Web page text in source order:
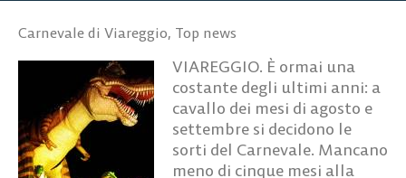
Carnevale di Viareggio, Top news
VIAREGGIO. È ormai una
costante degli ultimi anni: a
cavallo dei mesi di agosto e
settembre si decidono le
sorti del Carnevale. Mancano
meno di cinque mesi alla